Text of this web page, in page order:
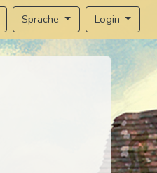
Sprache Login